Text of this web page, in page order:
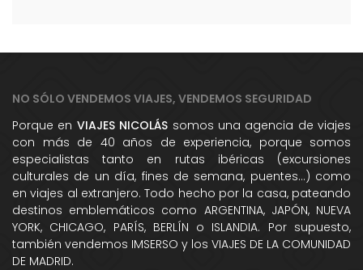
NO SÓLO VENDEMOS VIAJES, VENDEMOS SEGURIDAD
Porque en VIAJES NICOLÁS somos una agencia de viajes
con más de 40 años de experiencia, porque somos
especialistas tanto en rutas ibéricas (excursiones
culturales de un día, fines de semana, puentes...) como
en viajes al extranjero. Todo hecho por la casa, pateando
destinos emblemáticos como ARGENTINA, JAPÓN, NUEVA
YORK, CHICAGO, PARÍS, BERLÍN o ISLANDIA. Por supuesto,
también vendemos IMSERSO y los VIAJES DE LA COMUNIDAD
DE MADRID.